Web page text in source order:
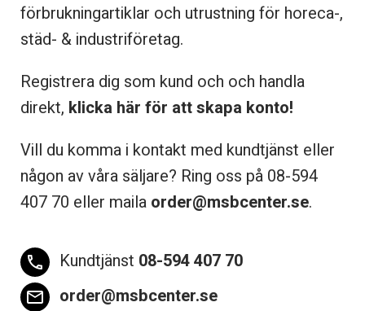
förbrukningartiklar och utrustning för horeca-,
städ- & industriföretag.
Registrera dig som kund och och handla
direkt, klicka här för att skapa konto!
Vill du komma i kontakt med kundtjänst eller
någon av våra säljare? Ring oss på 08-594
407 70 eller maila order@msbcenter.se.
phone Kundtjänst 08-594 407 70
email order@msbcenter.se